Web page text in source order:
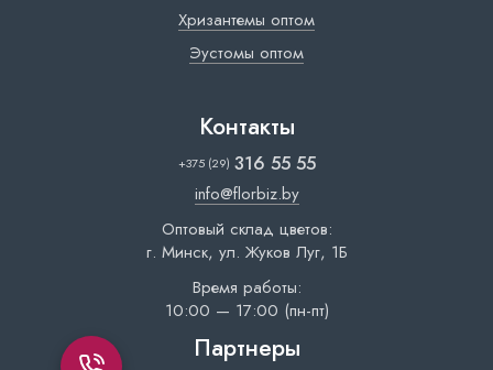
Хризантемы оптом
Эустомы оптом
Контакты
+375 (29) 316 55 55
info@florbiz.by
Оптовый склад цветов:
г. Минск, ул. Жуков Луг, 1Б
Время работы:
10:00 — 17:00 (пн-пт)
Партнеры